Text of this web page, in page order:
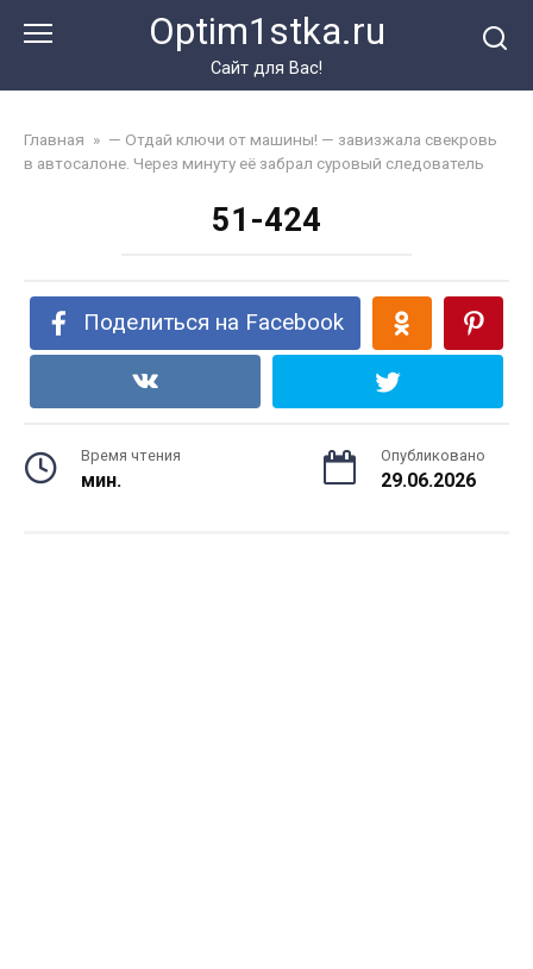
Optim1stka.ru
Сайт для Вас!
Главная » — Отдай ключи от машины! — завизжала свекровь
в автосалоне. Через минуту её забрал суровый следователь
51-424
Поделиться на Facebook
Время чтения
мин.
Опубликовано
29.06.2026